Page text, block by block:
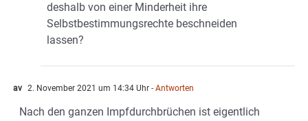
deshalb von einer Minderheit ihre
Selbstbestimmungsrechte beschneiden
lassen?
av 2. November 2021 um 14:34 Uhr - Antworten
Nach den ganzen Impfdurchbrüchen ist eigentlich